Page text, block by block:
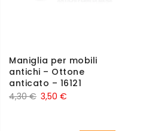
Maniglia per mobili
antichi – Ottone
anticato – 16121
4,30€ 3,50 €